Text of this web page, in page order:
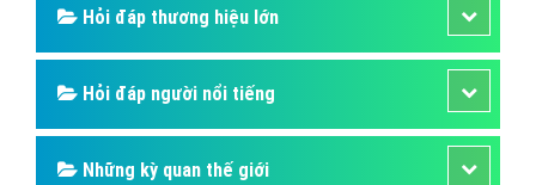
Hỏi đáp thương hiệu lớn
Hỏi đáp người nổi tiếng
Những kỳ quan thế giới